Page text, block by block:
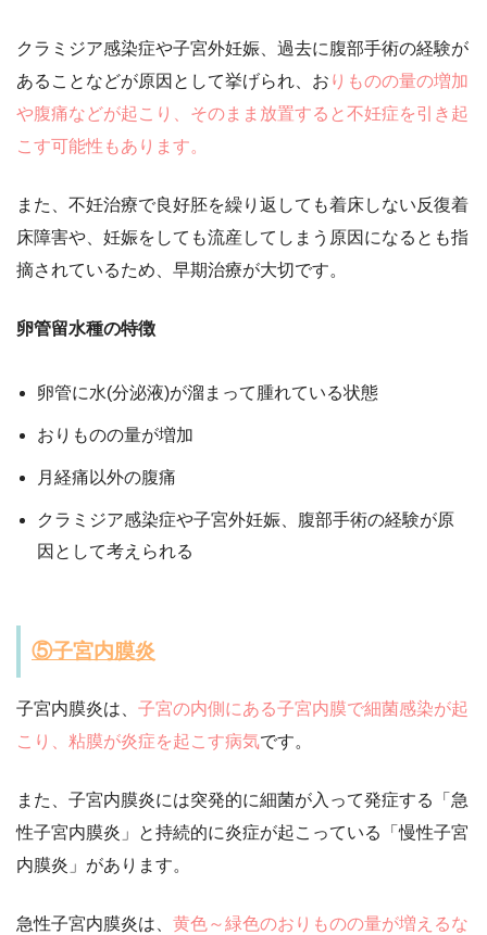
クラミジア感染症や子宮外妊娠、過去に腹部手術の経験が
あることなどが原因として挙げられ、お りものの量の増加
や腹痛などが起こり、そのまま放置すると不妊症を引き起
こす可能性もあります。
また、不妊治療で良好胚を繰り返しても着床しない反復着
床障害や、妊娠をしても流産してしまう原因になるとも指
摘されているため、早期治療が大切です。
卵管留水種の特徴
卵管に水(分泌液)が溜まって腫れている状態
おりものの量が増加
月経痛以外の腹痛
クラミジア感染症や子宮外妊娠、腹部手術の経験が原
因として考えられる
⑤子宮内膜炎
子宮内膜炎は、 子宮の内側にある子宮内膜で細菌感染が起
こり、粘膜が炎症を起こす病気です。
また、子宮内膜炎には突発的に細菌が入って発症する「急
性子宮内膜炎」と持続的に炎症が起こっている「慢性子宮
内膜炎」があります。
急性子宮内膜炎は、 黄色～緑色のおりものの量が増えるな